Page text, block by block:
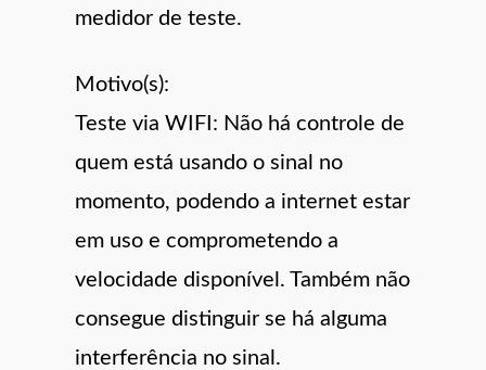
medidor de teste.
Motivo(s):
Teste via WIFI: Não há controle de
quem está usando o sinal no
momento, podendo a internet estar
em uso e comprometendo a
velocidade disponível. Também não
consegue distinguir se há alguma
interferência no sinal.